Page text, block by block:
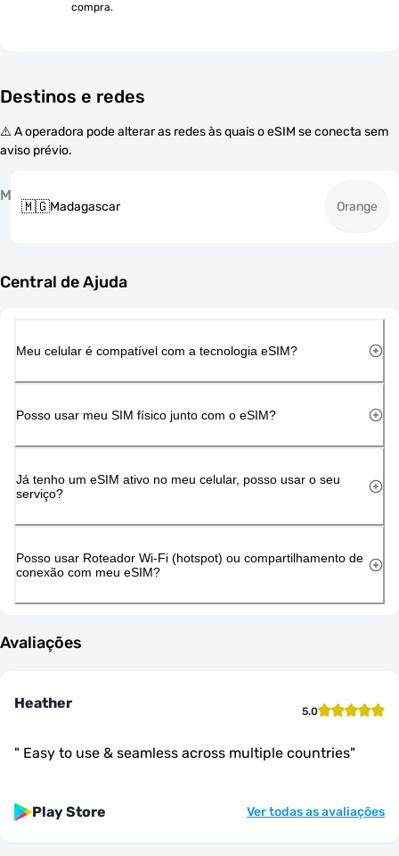
compra.
Destinos e redes
⚠️ A operadora pode alterar as redes às quais o eSIM se conecta sem
aviso prévio.
M
🇲🇬Madagascar Orange
Central de Ajuda
Meu celular é compatível com a tecnologia eSIM?
Posso usar meu SIM físico junto com o eSIM?
Já tenho um eSIM ativo no meu celular, posso usar o seu
serviço?
Posso usar Roteador Wi-Fi (hotspot) ou compartilhamento de
conexão com meu eSIM?
Avaliações
Heather 5.0
" Easy to use & seamless across multiple countries"
Play Store Ver todas as avaliações